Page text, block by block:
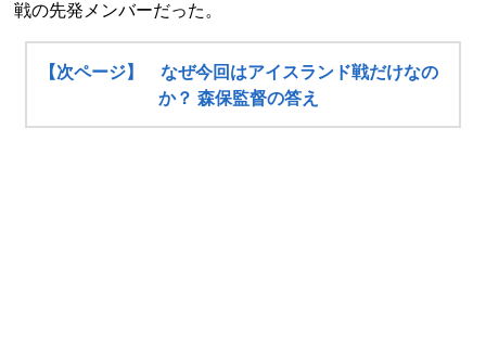
戦の先発メンバーだった。
【次ページ】 なぜ今回はアイスランド戦だけなの
か？ 森保監督の答え